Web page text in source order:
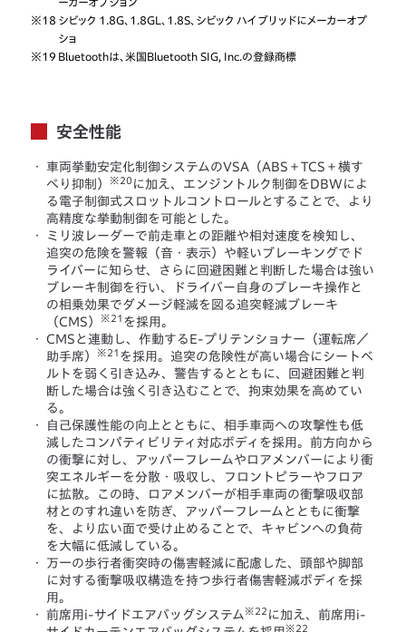
ーカーオプション
※18 シビック 1.8G、1.8GL、1.8S、シビック ハイブリッドにメーカーオプ
ショ
※19 Bluetoothは、米国Bluetooth SIG, Inc.の登録商標
安全性能
・
車両挙動安定化制御システムのVSA（ABS＋TCS＋横す
べり抑制）
※20 に加え、エンジントルク制御をDBWによ
る電子制御式スロットルコントロールとすることで、より
高精度な挙動制御を可能とした。
・
ミリ波レーダーで前走車との距離や相対速度を検知し、
追突の危険を警報（音・表示）や軽いブレーキングでド
ライバーに知らせ、さらに回避困難と判断した場合は強い
ブレーキ制御を行い、ドライバー自身のブレーキ操作と
の相乗効果でダメージ軽減を図る追突軽減ブレーキ
（CMS）
※21 を採用。
・
CMSと連動し、作動するE-プリテンショナー（運転席／
助手席）
※21 を採用。追突の危険性が高い場合にシートベ
ルトを弱く引き込み、警告するとともに、回避困難と判
断した場合は強く引き込むことで、拘束効果を高めてい
る。
・
自己保護性能の向上とともに、相手車両への攻撃性も低
減したコンパティビリティ対応ボディを採用。前方向から
の衝撃に対し、アッパーフレームやロアメンバーにより衝
突エネルギーを分散・吸収し、フロントピラーやフロア
に拡散。この時、ロアメンバーが相手車両の衝撃吸収部
材とのすれ違いを防ぎ、アッパーフレームとともに衝撃
を、より広い面で受け止めることで、キャビンへの負荷
を大幅に低減している。
・
万一の歩行者衝突時の傷害軽減に配慮した、頭部や脚部
に対する衝撃吸収構造を持つ歩行者傷害軽減ボディを採
用。
・
前席用i-サイドエアバッグシステム ※22 に加え、前席用i-
※22